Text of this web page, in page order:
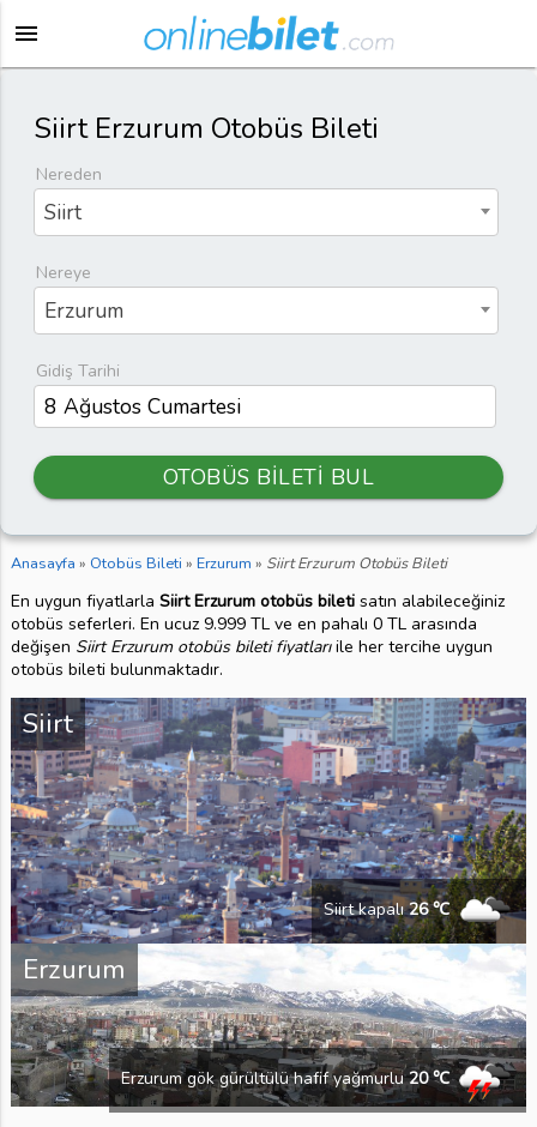
menu
Siirt Erzurum Otobüs Bileti
Nereden
Siirt
Nereye
Erzurum
Gidiş Tarihi
OTOBÜS BİLETİ BUL
Anasayfa » Otobüs Bileti » Erzurum » Siirt Erzurum Otobüs Bileti
En uygun fiyatlarla Siirt Erzurum otobüs biletisatın alabileceğiniz
otobüs seferleri. En ucuz 9.999 TL ve en pahalı 0 TL arasında
değişen Siirt Erzurum otobüs bileti fiyatlarıile her tercihe uygun
otobüs bileti bulunmaktadır.
Siirt
Siirt kapalı26 ℃
Erzurum
Erzurum gök gürültülü hafif yağmurlu20 ℃